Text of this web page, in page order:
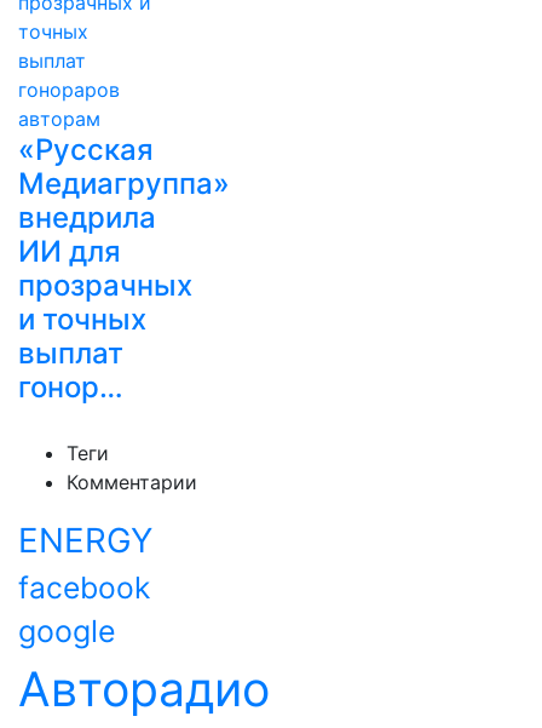
«Русская
Медиагруппа»
внедрила
ИИ для
прозрачных
и точных
выплат
гонор…
Теги
Комментарии
ENERGY
facebook
google
Авторадио